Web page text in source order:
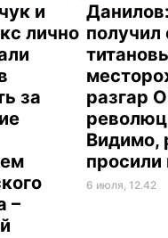
и
лично
за
–
получил
разгар
Видимо,
просили
6 июля, 12.42